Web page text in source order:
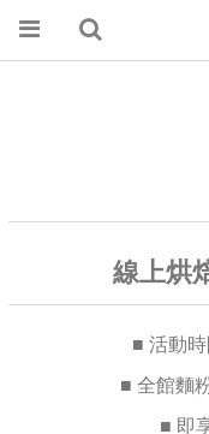
線上烘
■ 活動
■ 全館麵
■ 即